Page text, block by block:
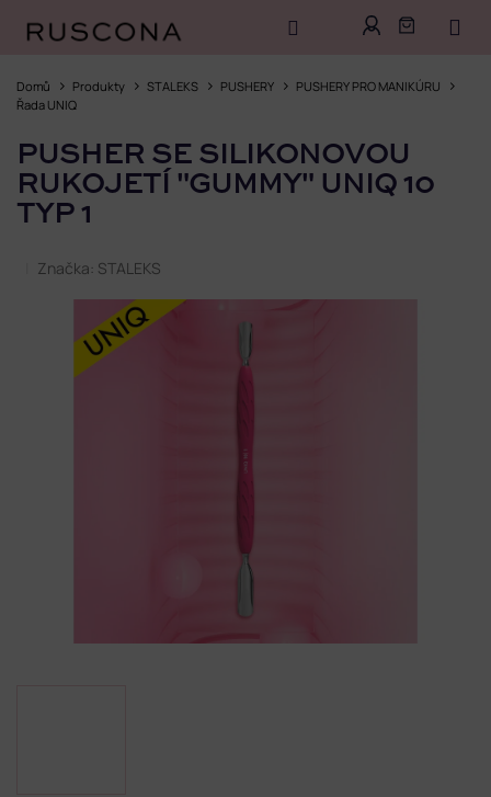
obsah
Domů Produkty STALEKS PUSHERY
PUSHERY PRO MANIKÚRU
Řada UNIQ
PUSHER SE SILIKONOVOU
RUKOJETÍ "GUMMY" UNIQ 10
TYP 1
Značka: STALEKS